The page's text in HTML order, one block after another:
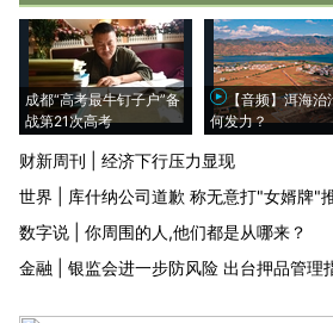
成都“高考最牛钉子户”备
战第21次高考
【音频】洱海治
何发力？
财新周刊
经济下行压力显现
世界
库什纳公司道歉 称无意打"女婿牌"
数字说
你周围的人,他们都是从哪来？
金融
银监会进一步防风险 出台押品管理